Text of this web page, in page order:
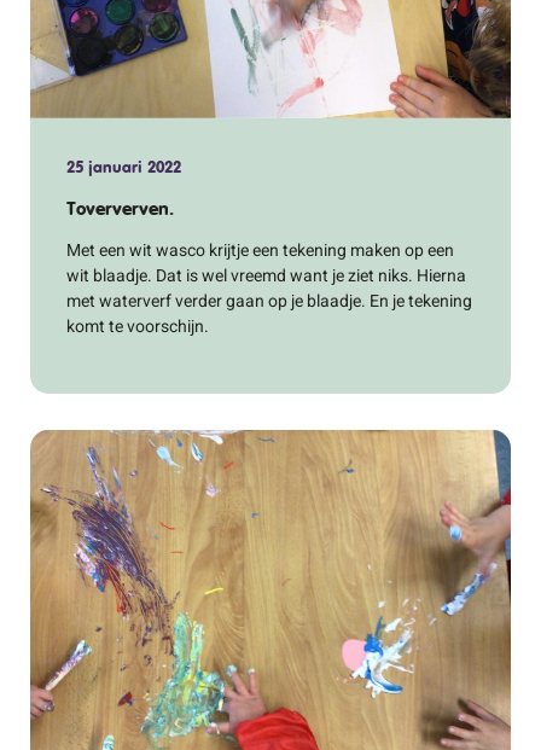
25 januari 2022
Toververven.
Met een wit wasco krijtje een tekening maken op een
wit blaadje. Dat is wel vreemd want je ziet niks. Hierna
met waterverf verder gaan op je blaadje. En je tekening
komt te voorschijn.